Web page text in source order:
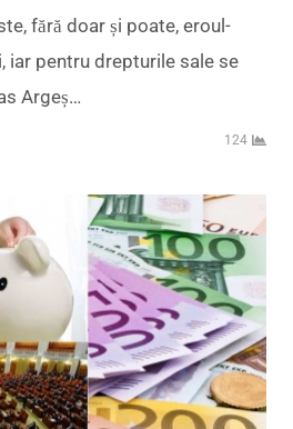
fără doar și poate, eroul-
iar pentru drepturile sale se
Argeș…
124